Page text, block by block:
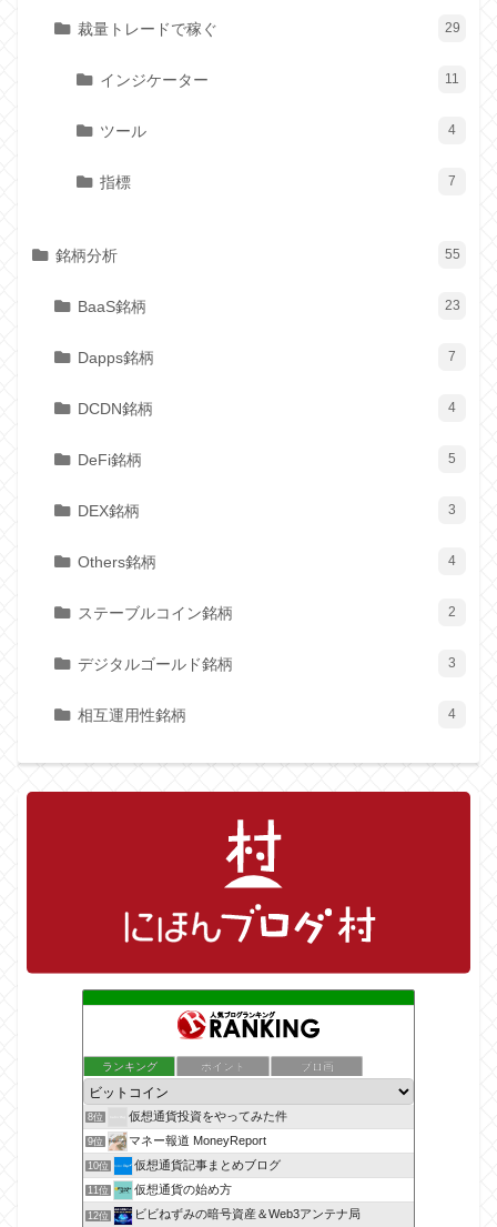
裁量トレードで稼ぐ 29
インジケーター 11
ツール 4
指標 7
銘柄分析 55
BaaS銘柄 23
Dapps銘柄 7
DCDN銘柄 4
DeFi銘柄 5
DEX銘柄 3
Others銘柄 4
ステーブルコイン銘柄 2
デジタルゴールド銘柄 3
相互運用性銘柄 4
ランキング ポイント ブロ画
8位 仮想通貨投資をやってみた件
9位 マネー報道 MoneyReport
10位 仮想通貨記事まとめブログ
11位 仮想通貨の始め方
12位 ビビねずみの暗号資産＆Web3アンテナ局